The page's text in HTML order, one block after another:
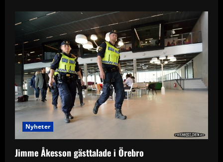
E20
Varberga
Nyheter
Jimme Åkesson gästtalade i Örebro